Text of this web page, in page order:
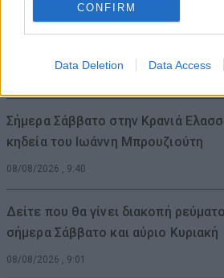
CONFIRM
Data Deletion Data Access
και Γρατσία: Πολιτική σπέκουλα,
παραπληροφόρηση και
Σήμερα Σάββατο στην Κρανιά
κηδεία του Ιωάννη Μπρουζιούτη
08/08/2026 , 9:40
Δείτε που θα γίνει διακοπή
σήμερα Σάββατο και αύριο Κυριακή
08/08/2026 , 9:01